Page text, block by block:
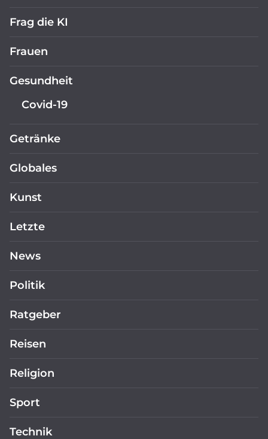
Frag die KI
Frauen
Gesundheit
Covid-19
Getränke
Globales
Kunst
Letzte
News
Politik
Ratgeber
Reisen
Religion
Sport
Technik